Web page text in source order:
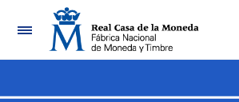
Navegación